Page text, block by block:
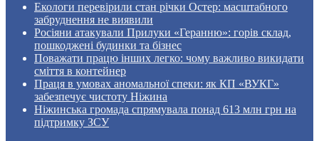
Екологи перевірили стан річки Остер: масштабного
забруднення не виявили
Росіяни атакували Прилуки «Геранню»: горів склад,
пошкоджені будинки та бізнес
Поважати працю інших легко: чому важливо викидати
сміття в контейнер
Праця в умовах аномальної спеки: як КП «ВУКГ»
забезпечує чистоту Ніжина
Ніжинська громада спрямувала понад 613 млн грн на
підтримку ЗСУ